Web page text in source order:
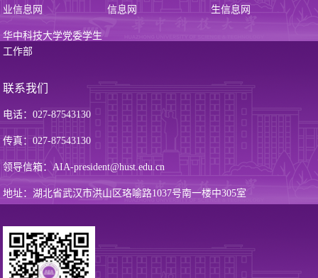
业信息网
信息网
生信息网
华中科技大学党委学生
工作部
联系我们
电话：027-87543130
传真：027-87543130
领导信箱：AIA-president@hust.edu.cn
地址：湖北省武汉市洪山区珞喻路1037号南一楼中305室